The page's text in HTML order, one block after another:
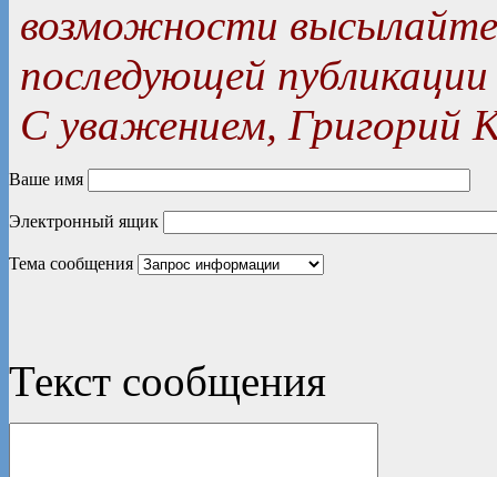
возможности
последующей
С уважением, Григорий
Ваше имя
Электронный ящик
Тема сообщения
Текст сообщения